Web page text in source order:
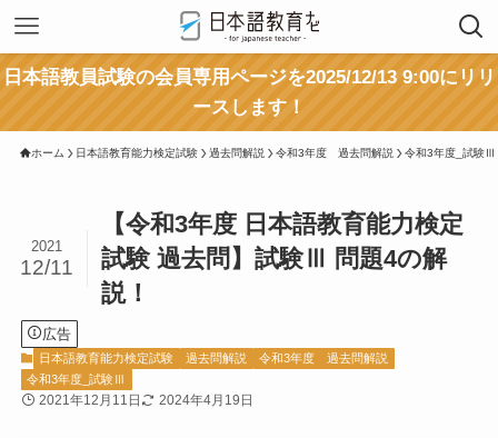
日本語教員試験の会員専用ページを2025/12/13 9:00にリリ
ースします！
ホーム 日本語教育能力検定試験 過去問解説 令和3年度 過去問解説 令和3年度_試験Ⅲ
【令和3年度 日本語教育能力検定
試験 過去問】試験Ⅲ 問題4の解
説！
2021
12/11
広告
日本語教育能力検定試験 過去問解説
令和3年度 過去問解説
令和3年度_試験Ⅲ
2021年12月11日 2024年4月19日